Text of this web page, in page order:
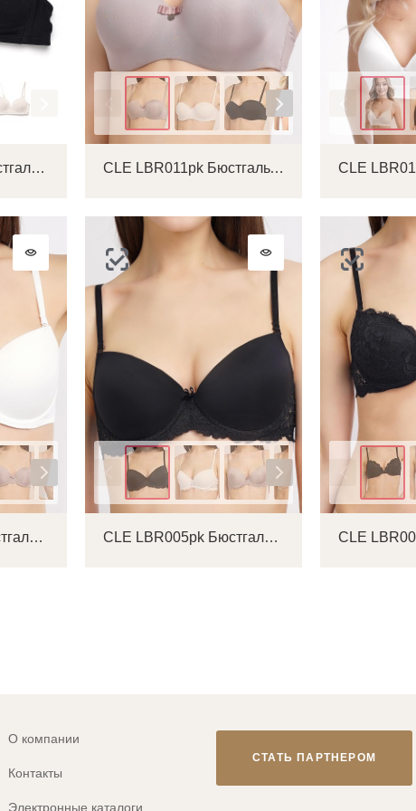
CLE GLBR002к Бюстгальтер подростковый
Цвет
CLE LBR011pk Бюстгальтер женский
Цвет
CLE LBR006pk Бюстгальтер женский
Цвет
CLE LBR005pk Бюстгальтер женский
Цвет
О компании
Контакты
Электронные каталоги
СТАТЬ ПАРТНЕРОМ